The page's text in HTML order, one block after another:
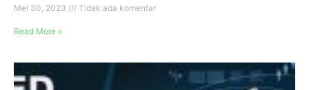
Mei 30, 2023 Tidak ada komentar
Read More »